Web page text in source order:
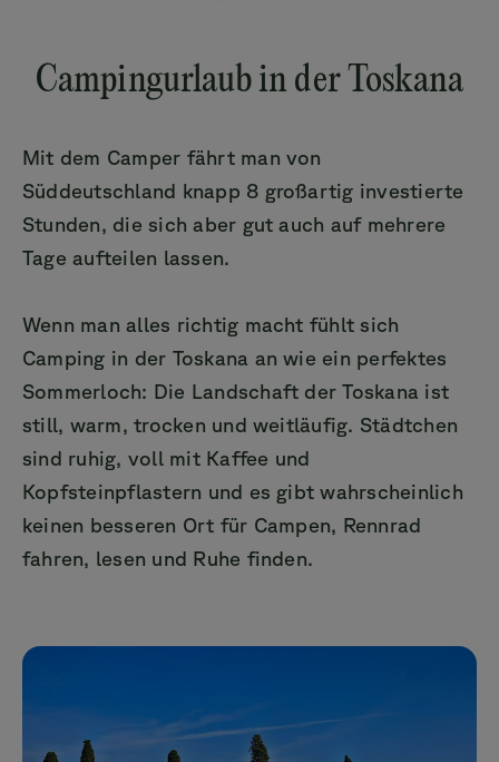
Campingurlaub in der Toskana
Mit dem Camper fährt man von
Süddeutschland knapp 8 großartig investierte
Stunden, die sich aber gut auch auf mehrere
Tage aufteilen lassen.
Wenn man alles richtig macht fühlt sich
Camping in der Toskana an wie ein perfektes
Sommerloch: Die Landschaft der Toskana ist
still, warm, trocken und weitläufig. Städtchen
sind ruhig, voll mit Kaffee und
Kopfsteinpflastern und es gibt wahrscheinlich
keinen besseren Ort für Campen, Rennrad
fahren, lesen und Ruhe finden.